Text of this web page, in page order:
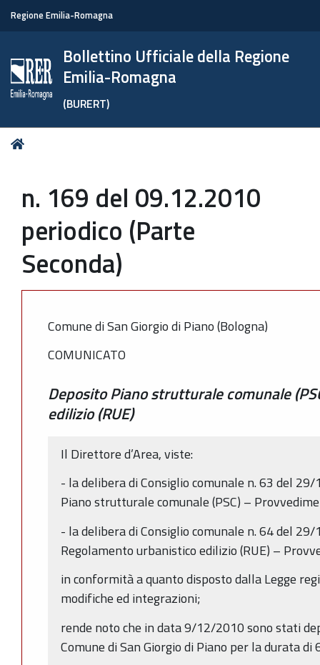
Regione Emilia-Romagna
Bollettino Ufficiale della Regione
Emilia-Romagna
(BURERT)
Tu
n. 169 del 09.12.2010
periodico (Parte
Seconda)
Comune di San Giorgio di Piano (Bologna)
COMUNICATO
Deposito Piano strutturale comunale
edilizio (RUE)
Il Direttore d’Area, viste:
- la delibera di Consiglio comunale n. 63 del
Piano strutturale comunale (PSC) –
- la delibera di Consiglio comunale n. 64 del
Regolamento urbanistico edilizio (RUE) –
in conformità a quanto disposto dalla Legge
modifiche ed integrazioni;
rende noto che in data 9/12/2010 sono stati
Comune di San Giorgio di Piano per la durata di